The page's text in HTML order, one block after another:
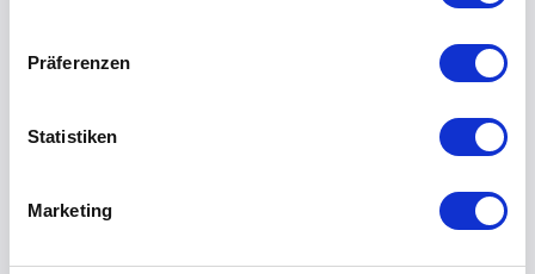
Präferenzen
Statistiken
Marketing